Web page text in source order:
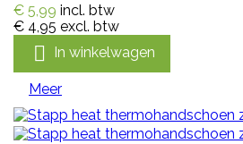
€ 5,99 incl. btw
€ 4,95 excl. btw
 In winkelwagen
Meer